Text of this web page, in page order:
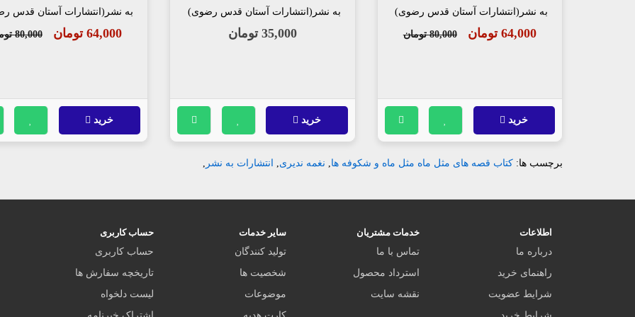
به نشر(انتشارات آستان قدس رضوی)
64,000 تومان 80,000 تومان
خرید
به نشر(انتشارات آستان قدس رضوی)
35,000 تومان
خرید
به نشر(انتشارات آستان قدس
64,000 تومان 80,000 تومان
خرید
برچسب ها: کتاب قصه های مثل ماه مثل ماه و شکوفه ها, نغمه ندیری, انتشارات به نشر ,
اطلاعات
درباره ما
راهنمای خرید
شرایط عضویت
خدمات مشتریان
تماس با ما
استرداد محصول
نقشه سایت
سایر خدمات
تولید کنندگان
شخصیت ها
موضوعات
حساب کاربری
حساب کاربری
تاریخچه سفارش ها
لیست دلخواه